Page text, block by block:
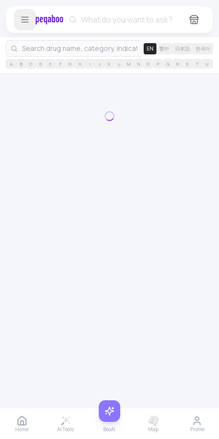
EN 繁中 日本語 한국어
A B C D E F G H I J K L M N O P Q R S T U
Home AI Tools BooAI Map Profile